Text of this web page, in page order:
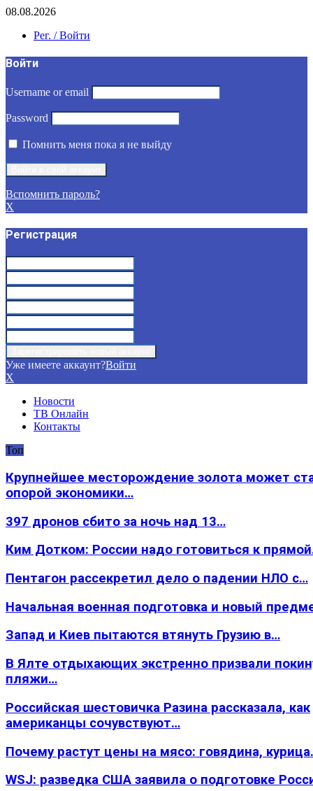
08.08.2026
Рег. / Войти
Войти
Username or email
Password
Помнить меня пока я не выйду
Вспомнить пароль?
X
Регистрация
Уже имеете аккаунт?Войти
X
Новости
ТВ Онлайн
Контакты
Топ
Крупнейшее месторождение золота может
опорой экономики…
397 дронов сбито за ночь над 13…
Ким Дотком: России надо готовиться к
Пентагон рассекретил дело о падении НЛО с…
Начальная военная подготовка и новый
Запад и Киев пытаются втянуть Грузию в…
В Ялте отдыхающих экстренно призвали
пляжи…
Российская шестовичка Разина рассказала, как
американцы сочувствуют…
Почему растут цены на мясо: говядина,
WSJ: разведка США заявила о подготовке